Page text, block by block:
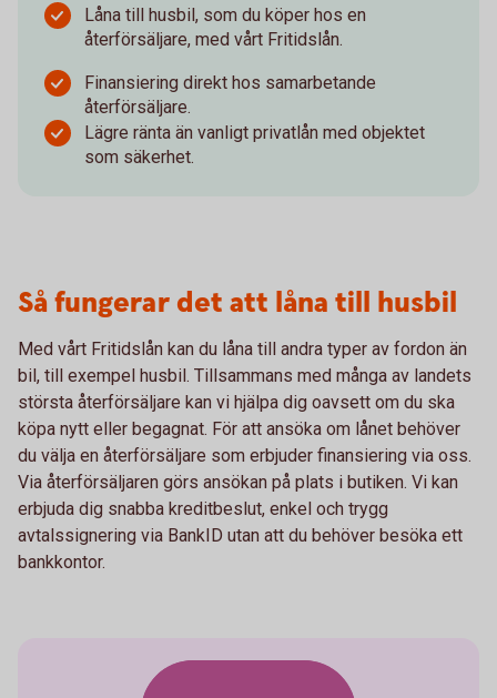
Låna till husbil, som du köper hos en
återförsäljare, med vårt Fritidslån.
Finansiering direkt hos samarbetande
återförsäljare.
Lägre ränta än vanligt privatlån med objektet
som säkerhet.
Så fungerar det att låna till husbil
Med vårt Fritidslån kan du låna till andra typer av fordon än
bil, till exempel husbil. Tillsammans med många av landets
största återförsäljare kan vi hjälpa dig oavsett om du ska
köpa nytt eller begagnat. För att ansöka om lånet behöver
du välja en återförsäljare som erbjuder finansiering via oss.
Via återförsäljaren görs ansökan på plats i butiken. Vi kan
erbjuda dig snabba kreditbeslut, enkel och trygg
avtalssignering via BankID utan att du behöver besöka ett
bankkontor.